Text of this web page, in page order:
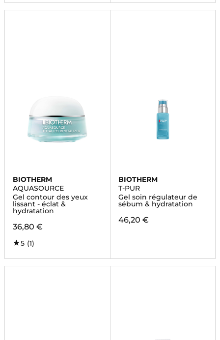
BIOTHERM
AQUASOURCE
Gel contour des yeux
lissant - éclat &
hydratation
36,80 €
5 (1)
BIOTHERM
T-PUR
Gel soin régulateur de
sébum & hydratation
46,20 €